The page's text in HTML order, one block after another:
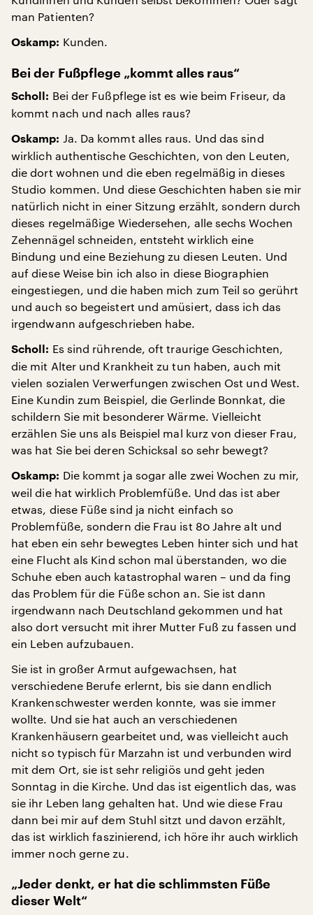
man Patienten?
Oskamp: Kunden.
Bei der Fußpflege „kommt alles raus“
Scholl: Bei der Fußpflege ist es wie beim Friseur, da
kommt nach und nach alles raus?
Oskamp: Ja. Da kommt alles raus. Und das sind
wirklich authentische Geschichten, von den Leuten,
die dort wohnen und die eben regelmäßig in dieses
Studio kommen. Und diese Geschichten haben sie mir
natürlich nicht in einer Sitzung erzählt, sondern durch
dieses regelmäßige Wiedersehen, alle sechs Wochen
Zehennägel schneiden, entsteht wirklich eine
Bindung und eine Beziehung zu diesen Leuten. Und
auf diese Weise bin ich also in diese Biographien
eingestiegen, und die haben mich zum Teil so gerührt
und auch so begeistert und amüsiert, dass ich das
irgendwann aufgeschrieben habe.
Scholl: Es sind rührende, oft traurige Geschichten,
die mit Alter und Krankheit zu tun haben, auch mit
vielen sozialen Verwerfungen zwischen Ost und West.
Eine Kundin zum Beispiel, die Gerlinde Bonnkat, die
schildern Sie mit besonderer Wärme. Vielleicht
erzählen Sie uns als Beispiel mal kurz von dieser Frau,
was hat Sie bei deren Schicksal so sehr bewegt?
Oskamp: Die kommt ja sogar alle zwei Wochen zu mir,
weil die hat wirklich Problemfüße. Und das ist aber
etwas, diese Füße sind ja nicht einfach so
Problemfüße, sondern die Frau ist 80 Jahre alt und
hat eben ein sehr bewegtes Leben hinter sich und hat
eine Flucht als Kind schon mal überstanden, wo die
Schuhe eben auch katastrophal waren – und da fing
das Problem für die Füße schon an. Sie ist dann
irgendwann nach Deutschland gekommen und hat
also dort versucht mit ihrer Mutter Fuß zu fassen und
ein Leben aufzubauen.
Sie ist in großer Armut aufgewachsen, hat
verschiedene Berufe erlernt, bis sie dann endlich
Krankenschwester werden konnte, was sie immer
wollte. Und sie hat auch an verschiedenen
Krankenhäusern gearbeitet und, was vielleicht auch
nicht so typisch für Marzahn ist und verbunden wird
mit dem Ort, sie ist sehr religiös und geht jeden
Sonntag in die Kirche. Und das ist eigentlich das, was
sie ihr Leben lang gehalten hat. Und wie diese Frau
dann bei mir auf dem Stuhl sitzt und davon erzählt,
das ist wirklich faszinierend, ich höre ihr auch wirklich
immer noch gerne zu.
„Jeder denkt, er hat die schlimmsten Füße
dieser Welt“